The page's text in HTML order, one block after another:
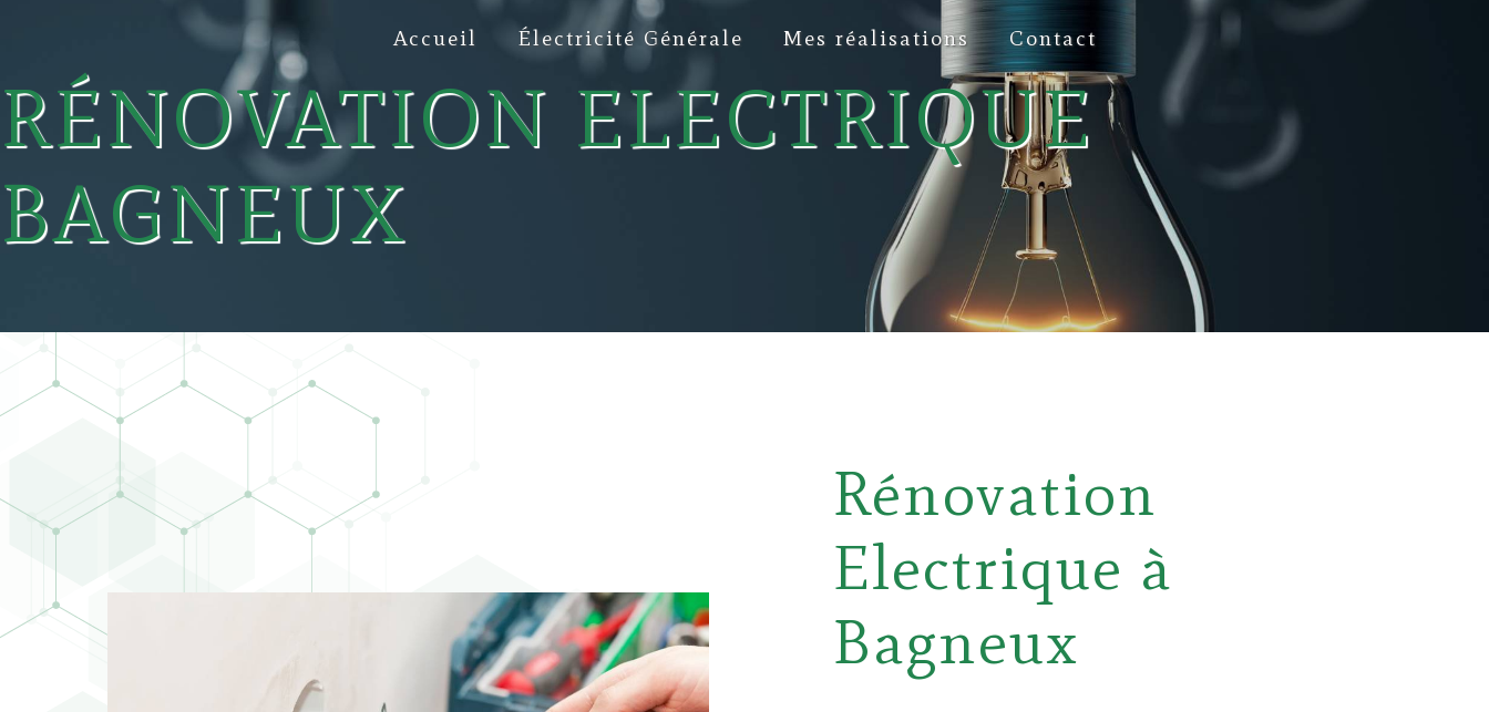
Panneau de gestion des cookies
Accueil Électricité Générale Mes réalisations Contact
RÉNOVATION ELECTRIQUE
BAGNEUX
Rénovation
Electrique à
Bagneux